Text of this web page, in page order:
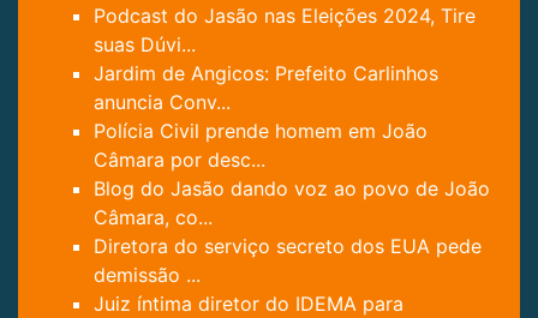
Podcast do Jasão nas Eleições 2024, Tire
suas Dúvi...
Jardim de Angicos: Prefeito Carlinhos
anuncia Conv...
Polícia Civil prende homem em João
Câmara por desc...
Blog do Jasão dando voz ao povo de João
Câmara, co...
Diretora do serviço secreto dos EUA pede
demissão ...
Juiz íntima diretor do IDEMA para